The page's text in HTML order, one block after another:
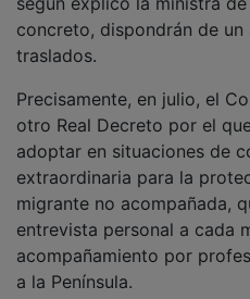
concreto, dispondrán de
traslados.
otro Real Decreto por el
adoptar en situaciones de
extraordinaria para la
migrante no acompañada,
entrevista personal a cada
acompañamiento por
a la Península.